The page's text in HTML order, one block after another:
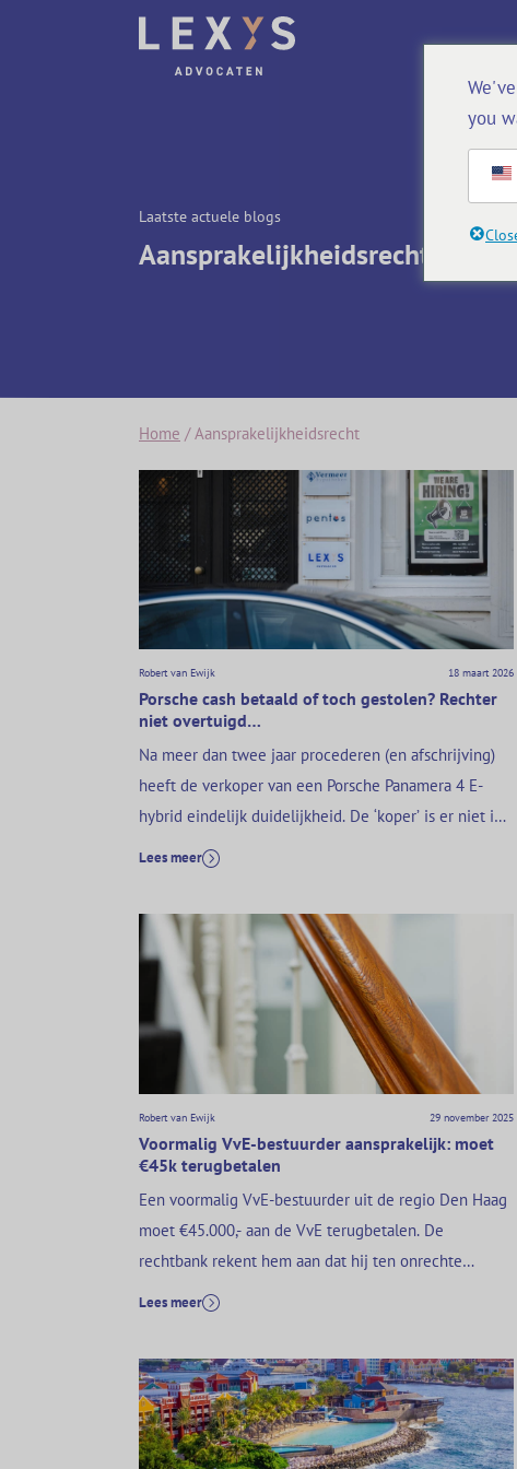
Laatste actuele blogs
Aansprakelijkheidsrecht
Home /Aansprakelijkheidsrecht
Robert van Ewijk 18 maart 2026
Porsche cash betaald of toch gestolen? Rechter
niet overtuigd…
Na meer dan twee jaar procederen (en afschrijving)
heeft de verkoper van een Porsche Panamera 4 E-
hybrid eindelijk duidelijkheid. De ‘koper’ is er niet in
geslaagd om de rechter ervan te overtuigen dat hij de
‘koper’ de op…
Lees meer
Robert van Ewijk 29 november 2025
Voormalig VvE-bestuurder aansprakelijk: moet
€45k terugbetalen
Een voormalig VvE-bestuurder uit de regio Den Haag
moet €45.000,- aan de VvE terugbetalen. De
rechtbank rekent hem aan dat hij ten onrechte
verzekeringsgelden heeft geïncasseerd, en dat geld
Daarnaast draait hij op voor bijna €6.000,- aan
proceskosten. Dat…
Lees meer
you